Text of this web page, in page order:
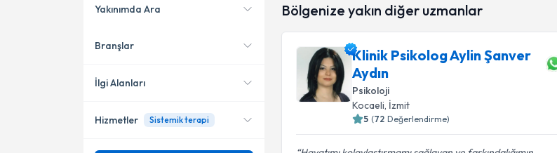
Bölgenize yakın diğer uzmanlar
Klinik Psikolog Aylin Şanver
Aydın
Psikoloji
Kocaeli , İzmit
5 (72 Değerlendirme)
Tepebaşı
Yakınımda Ara
Konumuma yakın uzmanları
Branşlar
Pedagoji
İlgi Alanları
Hizmetler Sistemik terapi